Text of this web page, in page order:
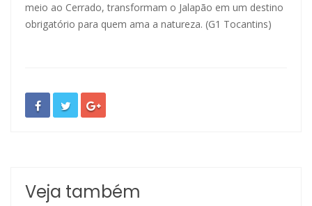
meio ao Cerrado, transformam o Jalapão em um destino
obrigatório para quem ama a natureza. (G1 Tocantins)
Veja também